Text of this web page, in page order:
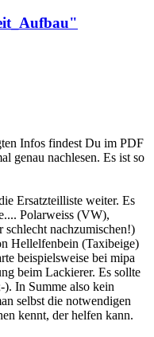
Infos findest Du im PDF
genau nachlesen. Es ist so
Ersatzteilliste weiter. Es
Polarweiss (VW),
nachzumischen!)
Hellelfenbein (Taxibeige)
beispielsweise bei mipa
beim Lackierer. Es sollte
. In Summe also kein
selbst die notwendigen
kennt, der helfen kann.